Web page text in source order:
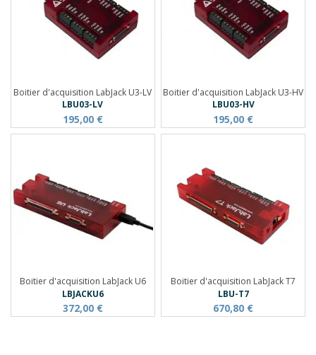
Boitier d'acquisition LabJack U3-LV
LBU03-LV
195,00 €
Boitier d'acquisition LabJack U3-HV
LBU03-HV
195,00 €
Boitier d'acquisition LabJack U6
LBJACKU6
372,00 €
Boitier d'acquisition LabJack T7
LBU-T7
670,80 €